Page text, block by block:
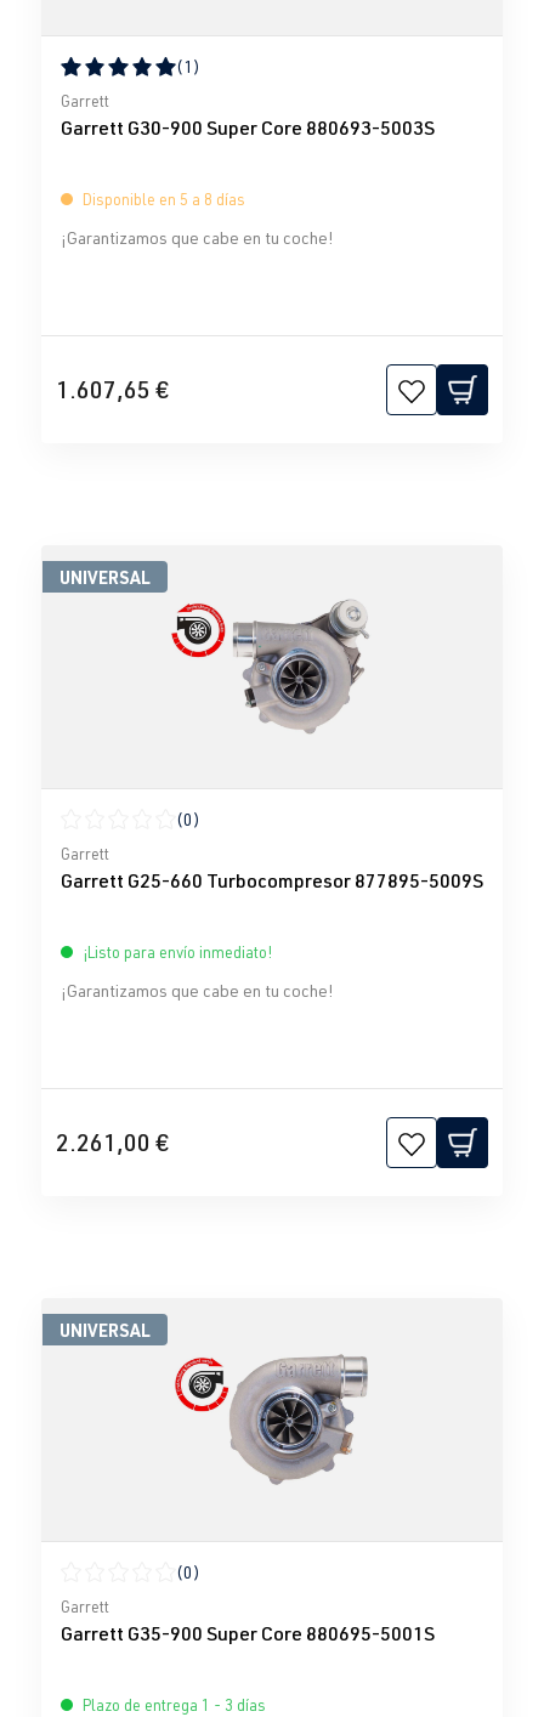
Calificación promedio de 5 de 5 estrellas
(1)
Garrett
Garrett G30-900 Super Core 880693-5003S
Disponible en 5 a 8 días
¡Garantizamos que cabe en tu coche!
1.607,65 €
UNIVERSAL
Calificación promedio de 0 de 5 estrellas
(0)
Garrett
Garrett G25-660 Turbocompresor 877895-5009S
¡Listo para envío inmediato!
¡Garantizamos que cabe en tu coche!
2.261,00 €
UNIVERSAL
Calificación promedio de 0 de 5 estrellas
(0)
Garrett
Garrett G35-900 Super Core 880695-5001S
Plazo de entrega 1 - 3 días